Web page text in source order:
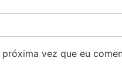
vez que eu